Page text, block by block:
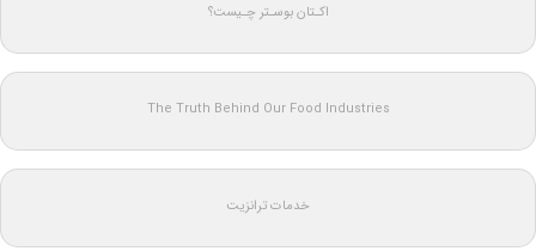
اکـتان بوسـتر چـیست؟
The Truth Behind Our Food Industries
خدمات ترانزیت